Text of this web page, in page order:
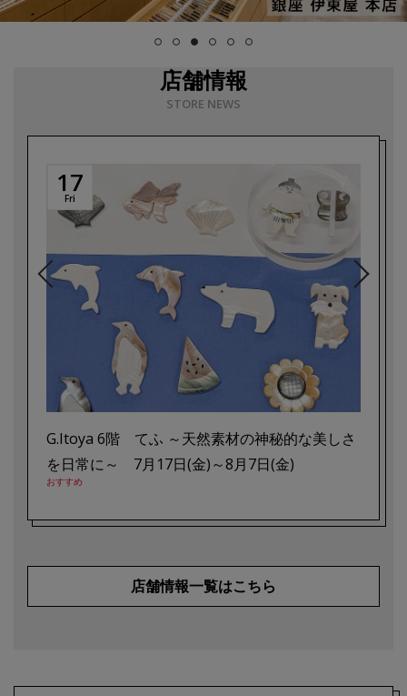
店舗情報
STORE NEWS
17
Fri
G.Itoya 6階 てふ ～天然素材の神秘的な美しさ
を日常に～ 7月17日(金)～8月7日(金)
おすすめ
店舗情報一覧はこちら